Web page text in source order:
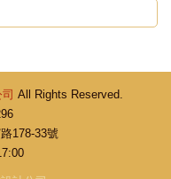
All Rights Reserved.
178-33號